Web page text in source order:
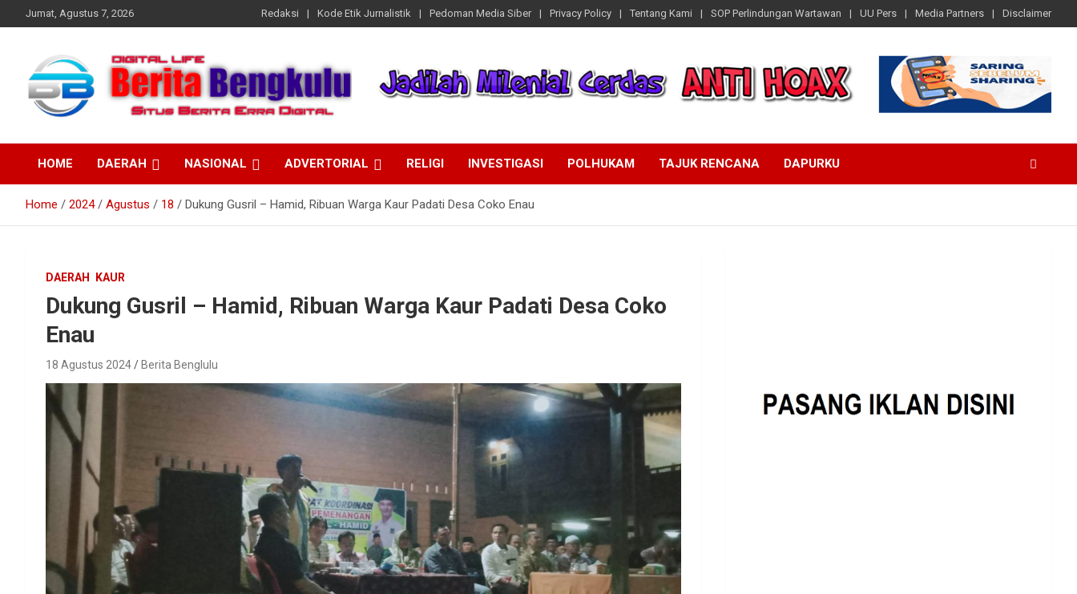
to
Jumat, Agustus 7, 2026 Redaksi Kode Etik Jurnalistik Pedoman Media Siber Privacy Policy Tentang Kami SOP Perlindungan Wartawan UU Pers Media Partners Disclaimer
Beritabengkulu.id
HOME DAERAH NASIONAL ADVERTORIAL RELIGI INVESTIGASI POLHUKAM TAJUK RENCANA DAPURKU
Home 2024 Agustus 18 Dukung Gusril – Hamid, Ribuan Warga Kaur Padati Desa Coko Enau
DAERAH KAUR
Dukung Gusril – Hamid, Ribuan Warga Kaur Padati Desa Coko
Enau
18 Agustus 2024 Berita Benglulu